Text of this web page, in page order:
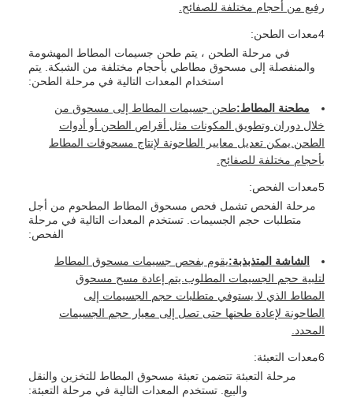
رفيع من أحجام مختلفة للصفائح.
4معدات الطحن:
في مرحلة الطحن ، يتم طحن جسيمات المطاط المهشومة
والمنفصلة إلى مسحوق مطاطي بأحجام مختلفة من الشبكة. يتم
استخدام المعدات التالية في مرحلة الطحن:
مطحنة المطاط:طحن جسيمات المطاط إلى مسحوق من
خلال دوران وتطويق المكونات مثل أقراص الطحن أو أدوات
الطحن.يمكن تعديل معايير الطاحونة لإنتاج مسحوقات المطاط
بأحجام مختلفة للصفائح.
5معدات الفحص:
مرحلة الفحص تشمل فحص مسحوق المطاط المطحوم من أجل
متطلبات حجم الجسيمات. تستخدم المعدات التالية في مرحلة
الفحص:
الشاشة المتذبذبة:يقوم بفحص جسيمات مسحوق المطاط
لتلبية حجم الجسيمات المطلوب.يتم إعادة مسح مسحوق
المطاط الذي لا يستوفي متطلبات حجم الجسيمات إلى
الطاحونة لإعادة طحنها حتى تصل إلى معيار حجم الجسيمات
المحدد.
6معدات التعبئة:
مرحلة التعبئة تتضمن تعبئة مسحوق المطاط للتخزين والنقل
والبيع. تستخدم المعدات التالية في مرحلة التعبئة: